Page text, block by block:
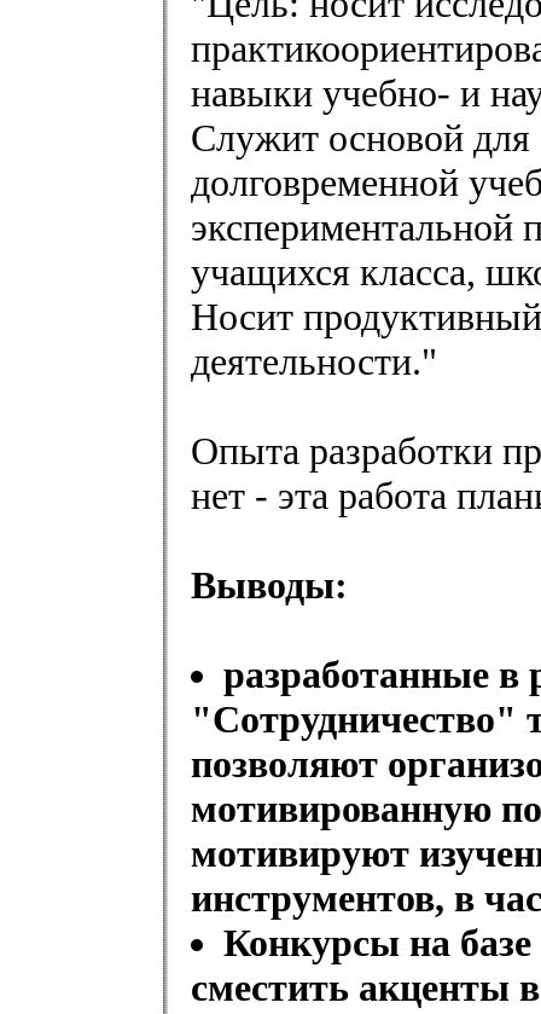
навыки учебно- и
Служит основой для
долговременной
экспериментальной
учащихся класса,
Носит продуктивный
деятельности."
Опыта разработки
нет - эта работа
Выводы:
разработанные
"Сотрудничество"
позволяют
мотивированную
мотивируют
инструментов, в
Конкурсы на
сместить акценты